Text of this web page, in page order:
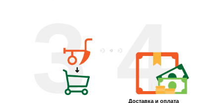
4
3 Доставка и оплата